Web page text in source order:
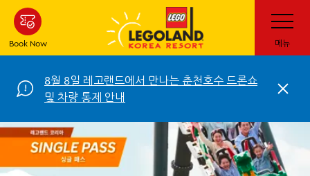
Skip to main content
Book Now
Toggle
메뉴
8월 8일 레고랜드에서 만나는 춘천호수 드론쇼
및 차량 통제 안내
Close